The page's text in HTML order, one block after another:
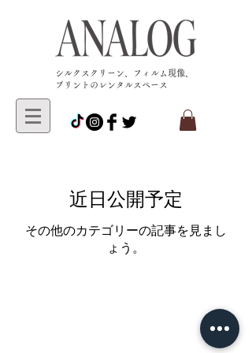
​シルクスクリーン、フィルム現像、
プリントのレンタルスペース
近日公開予定
その他のカテゴリーの記事を見まし
ょう。